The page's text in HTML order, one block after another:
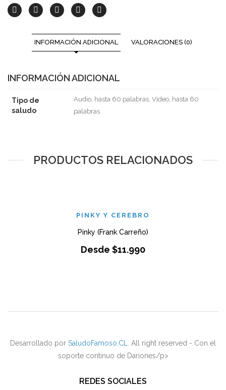
INFORMACIÓN ADICIONAL VALORACIONES (0)
INFORMACIÓN ADICIONAL
Tipo de
saludo
Audio, hasta 60 palabras, Video, hasta 60
palabras
PRODUCTOS RELACIONADOS
PINKY Y CEREBRO
Pinky (Frank Carreño)
Desde $11.990
Desarrollado por SaludoFamoso.CL
. All right reserved - Con el
soporte continuo de Dariones/p>
REDES SOCIALES